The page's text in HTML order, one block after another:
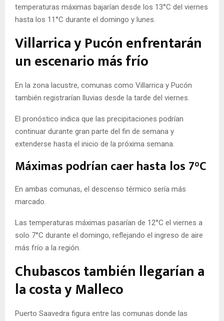
temperaturas máximas bajarían desde los 13°C del viernes
hasta los 11°C durante el domingo y lunes.
Villarrica y Pucón enfrentarán
un escenario más frío
En la zona lacustre, comunas como Villarrica y Pucón
también registrarían lluvias desde la tarde del viernes.
El pronóstico indica que las precipitaciones podrían
continuar durante gran parte del fin de semana y
extenderse hasta el inicio de la próxima semana.
Máximas podrían caer hasta los 7°C
En ambas comunas, el descenso térmico sería más
marcado.
Las temperaturas máximas pasarían de 12°C el viernes a
solo 7°C durante el domingo, reflejando el ingreso de aire
más frío a la región.
Chubascos también llegarían a
la costa y Malleco
Puerto Saavedra figura entre las comunas donde las